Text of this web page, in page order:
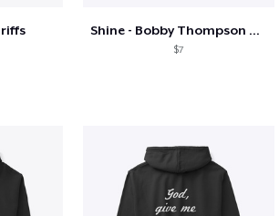
Shine - Bobby Thompson Band Merch
$7